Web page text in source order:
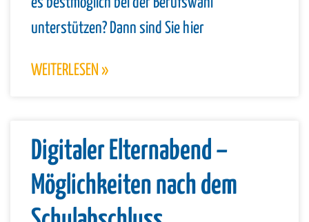
unterstützen? Dann sind Sie hier
WEITERLESEN »
Digitaler Elternabend –
Möglichkeiten nach dem